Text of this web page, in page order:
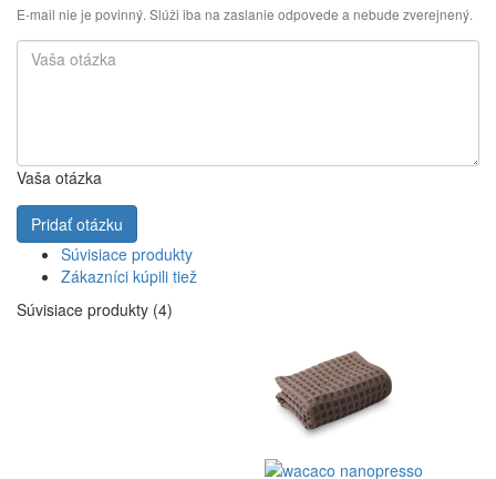
E-mail nie je povinný. Slúži iba na zaslanie odpovede a nebude zverejnený.
Vaša otázka
Pridať otázku
Súvisiace produkty
Zákazníci kúpili tiež
Súvisiace produkty (4)